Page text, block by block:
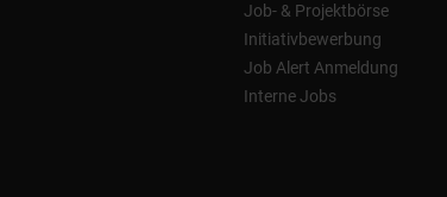
Job- & Projektbörse
Initiativbewerbung
Job Alert Anmeldung
Interne Jobs